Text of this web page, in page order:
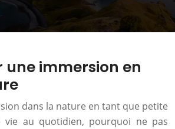
une immersion en
dans la nature en tant que petite
vie au quotidien, pourquoi ne pas